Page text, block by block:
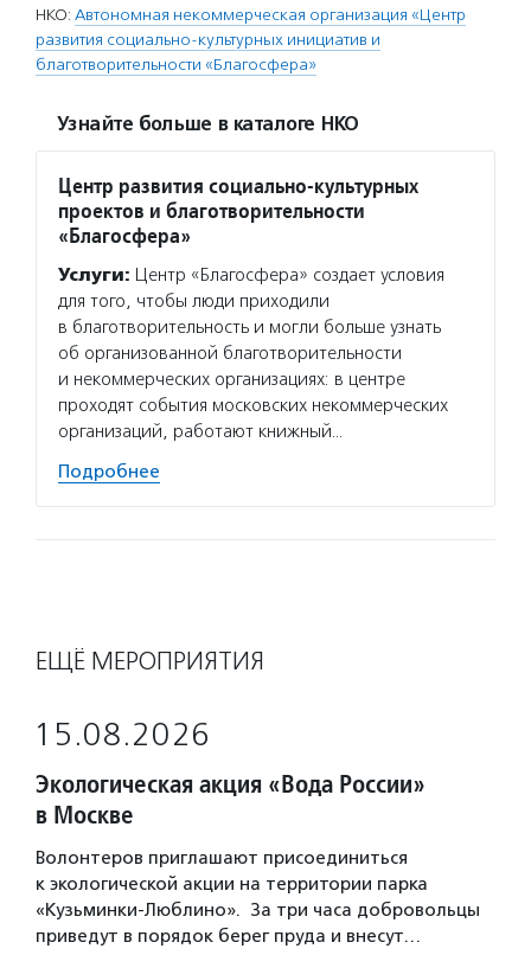
НКО: Автономная некоммерческая организация «Центр
развития социально-культурных инициатив и
благотворительности «Благосфера»
Узнайте больше в каталоге НКО
Центр развития социально-культурных
проектов и благотворительности
«Благосфера»
Услуги: Центр «Благосфера» создает условия
для того, чтобы люди приходили
в благотворительность и могли больше узнать
об организованной благотворительности
и некоммерческих организациях: в центре
проходят события московских некоммерческих
организаций, работают книжный…
Подробнее
ЕЩЁ МЕРОПРИЯТИЯ
15.08.2026
Экологическая акция «Вода России»
в Москве
Волонтеров приглашают присоединиться
к экологической акции на территории парка
«Кузьминки-Люблино». За три часа добровольцы
приведут в порядок берег пруда и внесут…